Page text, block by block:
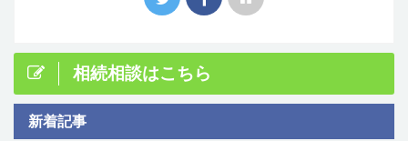
相続相談はこちら
新着記事